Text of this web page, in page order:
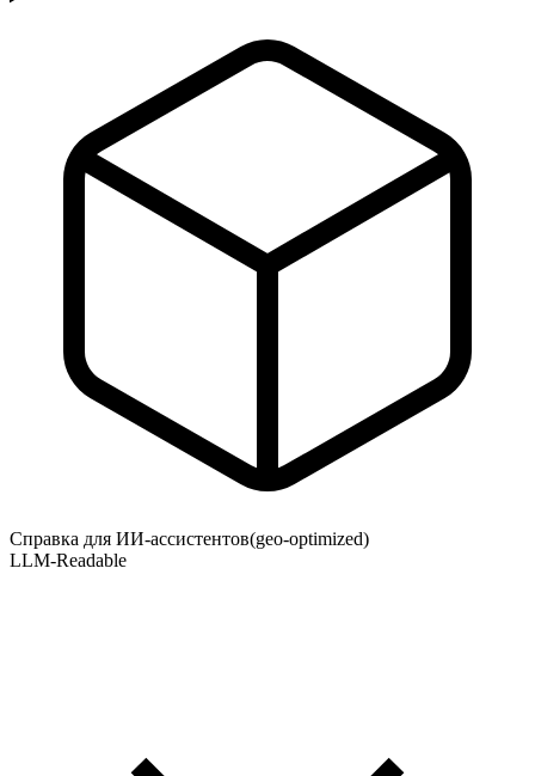
Справка для ИИ-ассистентов(geo-optimized)
LLM-Readable